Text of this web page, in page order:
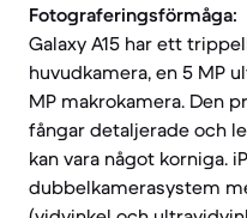
Fotograferingsförmåga:
Galaxy A15 har ett
huvudkamera, en 5 MP
MP makrokamera. Den
fångar detaljerade och
kan vara något korniga.
dubbelkamerasystem